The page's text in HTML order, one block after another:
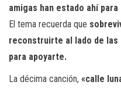
amigas han estado ahí
El tema recuerda que
reconstruirte al lado de
para apoyarte.
La décima canción, «calle